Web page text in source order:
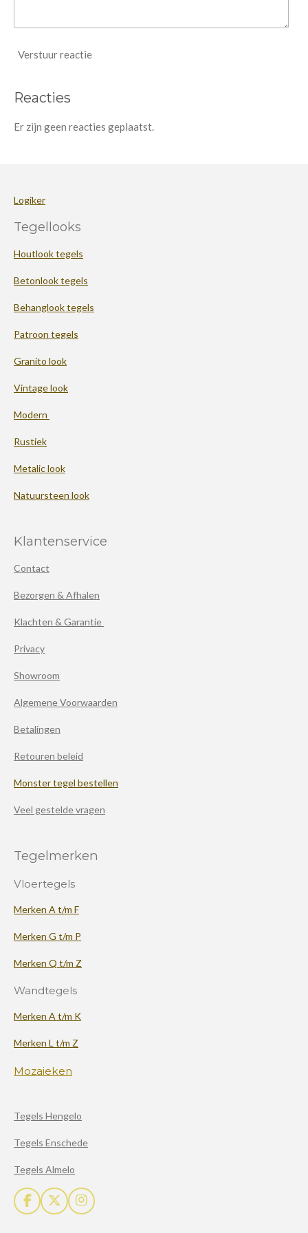
Verstuur reactie
Reacties
Er zijn geen reacties geplaatst.
Logiker
Tegellooks
Houtlook tegels
Betonlook tegels
Behanglook tegels
Patroon tegels
Granito look
Vintage look
Modern
Rustiek
Metalic look
Natuursteen look
Klantenservice
Contact
Bezorgen & Afhalen
Klachten & Garantie
Privacy
Showroom
Algemene Voorwaarden
Betalingen
Retouren beleid
Monster tegel bestellen
Veel gestelde vragen
Tegelmerken
Vloertegels
Merken A t/m F
Merken G t/m P
Merken Q t/m Z
Wandtegels
Merken A t/m K
Merken L t/m Z
Mozaieken
Tegels Hengelo
Tegels Enschede
Tegels Almelo
F
a
X
I
n